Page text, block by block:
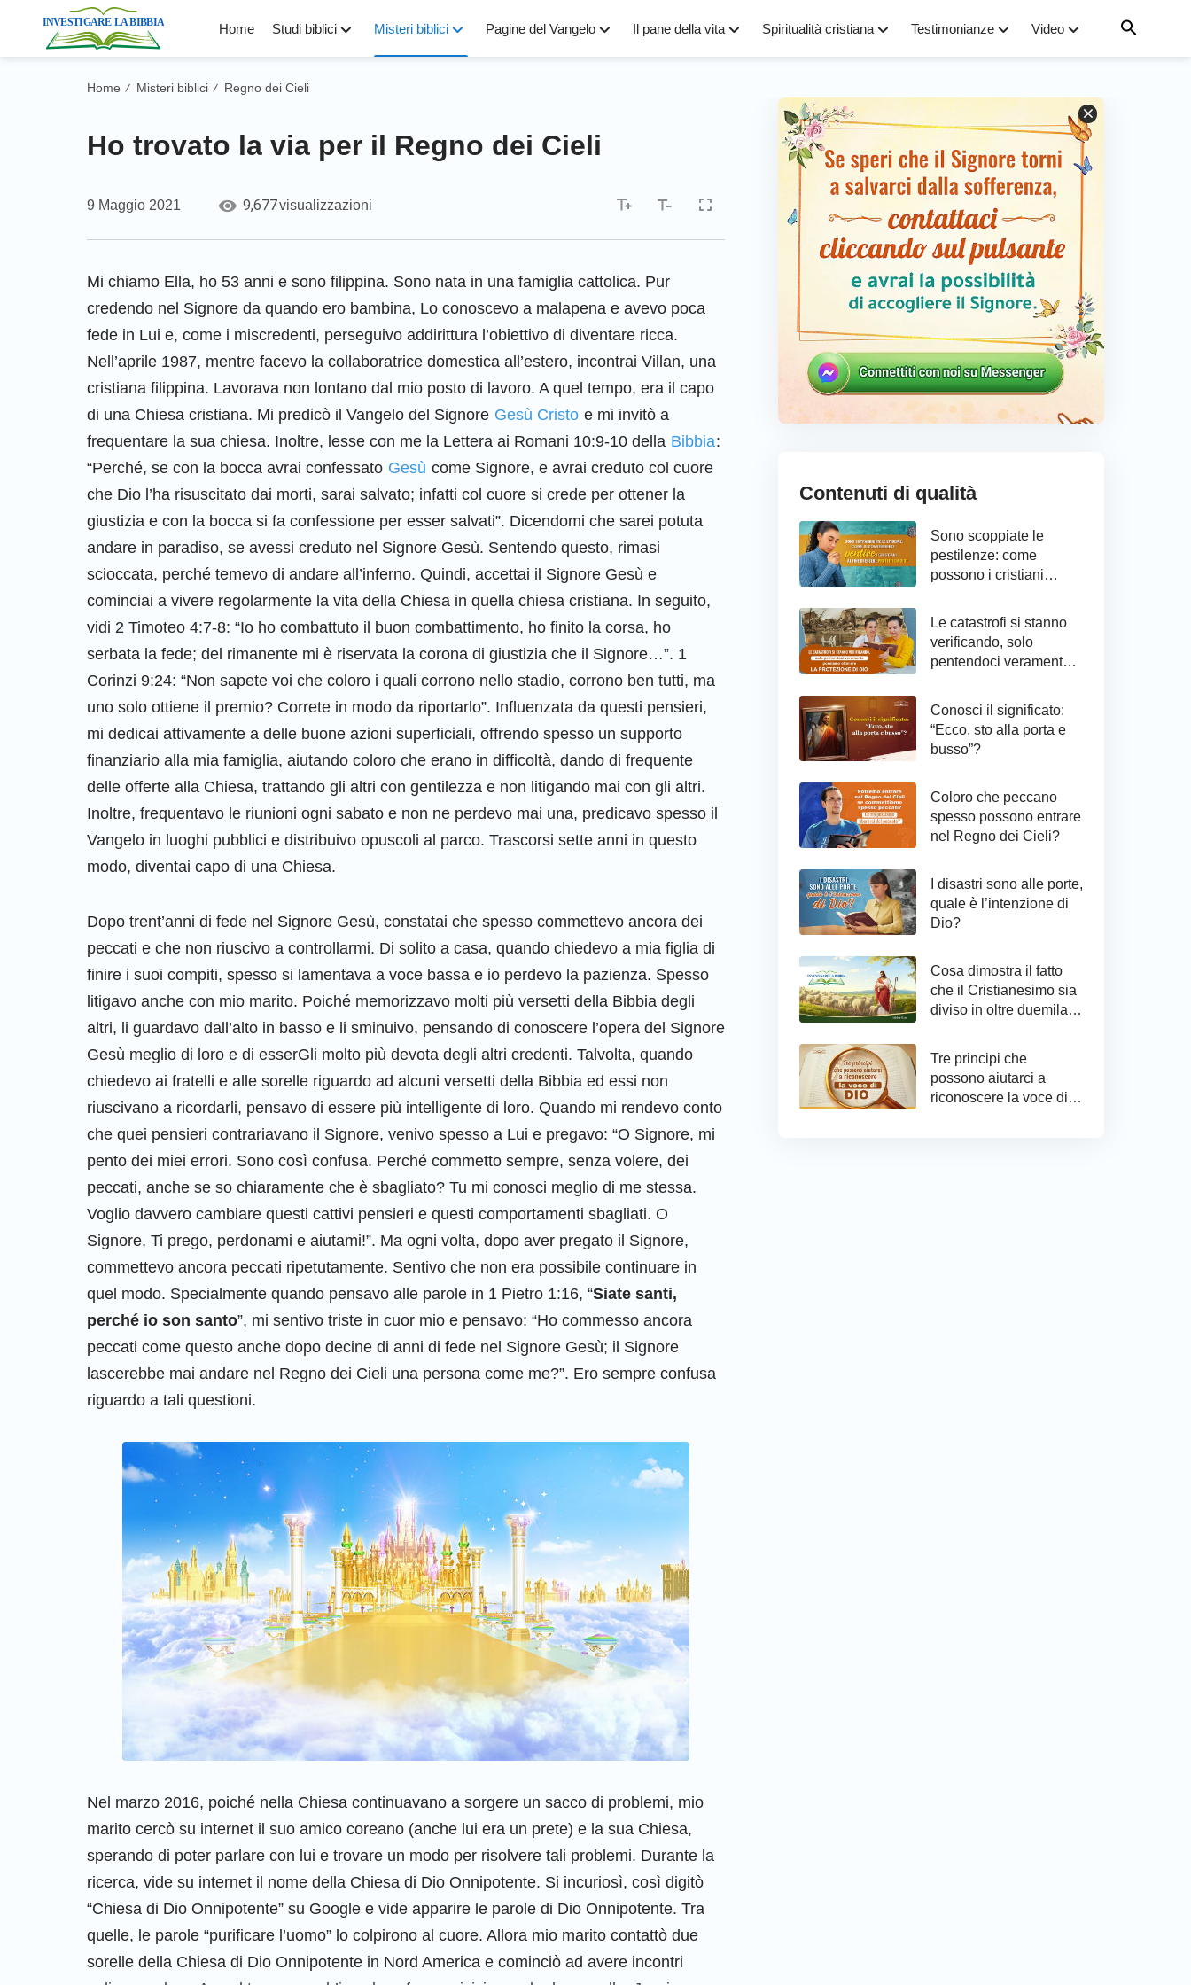
Home Studi biblici Misteri biblici Pagine del Vangelo Il pane della vita Spiritualità cristiana Testimonianze Video
Home / Misteri biblici / Regno dei Cieli
Ho trovato la via per il Regno dei Cieli
9 Maggio 2021 9,677visualizzazioni
Mi chiamo Ella, ho 53 anni e sono filippina. Sono nata in una famiglia cattolica. Pur
credendo nel Signore da quando ero bambina, Lo conoscevo a malapena e avevo poca
fede in Lui e, come i miscredenti, perseguivo addirittura l’obiettivo di diventare ricca.
Nell’aprile 1987, mentre facevo la collaboratrice domestica all’estero, incontrai Villan, una
cristiana filippina. Lavorava non lontano dal mio posto di lavoro. A quel tempo, era il capo
di una Chiesa cristiana. Mi predicò il Vangelo del Signore Gesù Cristo e mi invitò a
frequentare la sua chiesa. Inoltre, lesse con me la Lettera ai Romani 10:9-10 della Bibbia:
“Perché, se con la bocca avrai confessato Gesù come Signore, e avrai creduto col cuore
che Dio l’ha risuscitato dai morti, sarai salvato; infatti col cuore si crede per ottener la
giustizia e con la bocca si fa confessione per esser salvati”. Dicendomi che sarei potuta
andare in paradiso, se avessi creduto nel Signore Gesù. Sentendo questo, rimasi
scioccata, perché temevo di andare all’inferno. Quindi, accettai il Signore Gesù e
cominciai a vivere regolarmente la vita della Chiesa in quella chiesa cristiana. In seguito,
vidi 2 Timoteo 4:7-8: “Io ho combattuto il buon combattimento, ho finito la corsa, ho
serbata la fede; del rimanente mi è riservata la corona di giustizia che il Signore…”. 1
Corinzi 9:24: “Non sapete voi che coloro i quali corrono nello stadio, corrono ben tutti, ma
uno solo ottiene il premio? Correte in modo da riportarlo”. Influenzata da questi pensieri,
mi dedicai attivamente a delle buone azioni superficiali, offrendo spesso un supporto
finanziario alla mia famiglia, aiutando coloro che erano in difficoltà, dando di frequente
delle offerte alla Chiesa, trattando gli altri con gentilezza e non litigando mai con gli altri.
Inoltre, frequentavo le riunioni ogni sabato e non ne perdevo mai una, predicavo spesso il
Vangelo in luoghi pubblici e distribuivo opuscoli al parco. Trascorsi sette anni in questo
modo, diventai capo di una Chiesa.
Dopo trent’anni di fede nel Signore Gesù, constatai che spesso commettevo ancora dei
peccati e che non riuscivo a controllarmi. Di solito a casa, quando chiedevo a mia figlia di
finire i suoi compiti, spesso si lamentava a voce bassa e io perdevo la pazienza. Spesso
litigavo anche con mio marito. Poiché memorizzavo molti più versetti della Bibbia degli
altri, li guardavo dall’alto in basso e li sminuivo, pensando di conoscere l’opera del Signore
Gesù meglio di loro e di esserGli molto più devota degli altri credenti. Talvolta, quando
chiedevo ai fratelli e alle sorelle riguardo ad alcuni versetti della Bibbia ed essi non
riuscivano a ricordarli, pensavo di essere più intelligente di loro. Quando mi rendevo conto
che quei pensieri contrariavano il Signore, venivo spesso a Lui e pregavo: “O Signore, mi
pento dei miei errori. Sono così confusa. Perché commetto sempre, senza volere, dei
peccati, anche se so chiaramente che è sbagliato? Tu mi conosci meglio di me stessa.
Voglio davvero cambiare questi cattivi pensieri e questi comportamenti sbagliati. O
Signore, Ti prego, perdonami e aiutami!”. Ma ogni volta, dopo aver pregato il Signore,
commettevo ancora peccati ripetutamente. Sentivo che non era possibile continuare in
quel modo. Specialmente quando pensavo alle parole in 1 Pietro 1:16, “Siate santi,
perché io son santo”, mi sentivo triste in cuor mio e pensavo: “Ho commesso ancora
peccati come questo anche dopo decine di anni di fede nel Signore Gesù; il Signore
lascerebbe mai andare nel Regno dei Cieli una persona come me?”. Ero sempre confusa
riguardo a tali questioni.
Nel marzo 2016, poiché nella Chiesa continuavano a sorgere un sacco di problemi, mio
marito cercò su internet il suo amico coreano (anche lui era un prete) e la sua Chiesa,
sperando di poter parlare con lui e trovare un modo per risolvere tali problemi. Durante la
ricerca, vide su internet il nome della Chiesa di Dio Onnipotente. Si incuriosì, così digitò
“Chiesa di Dio Onnipotente” su Google e vide apparire le parole di Dio Onnipotente. Tra
quelle, le parole “purificare l’uomo” lo colpirono al cuore. Allora mio marito contattò due
sorelle della Chiesa di Dio Onnipotente in Nord America e cominciò ad avere incontri
Contenuti di qualità
Sono scoppiate le
pestilenze: come
possono i cristiani
pentimento ed essere
protetti da Dio
Le catastrofi si stanno
verificando, solo
pentendoci veramente
Conosci il significato:
“Ecco, sto alla porta e
busso”?
Coloro che peccano
spesso possono entrare
nel Regno dei Cieli?
I disastri sono alle porte,
quale è l’intenzione di
Dio?
Cosa dimostra il fatto
che il Cristianesimo sia
diviso in oltre duemila
Tre principi che
possono aiutarci a
riconoscere la voce di